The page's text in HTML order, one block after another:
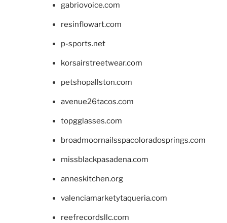
gabriovoice.com
resinflowart.com
p-sports.net
korsairstreetwear.com
petshopallston.com
avenue26tacos.com
topgglasses.com
broadmoornailsspacoloradosprings.com
missblackpasadena.com
anneskitchen.org
valenciamarketytaqueria.com
reefrecordsllc.com